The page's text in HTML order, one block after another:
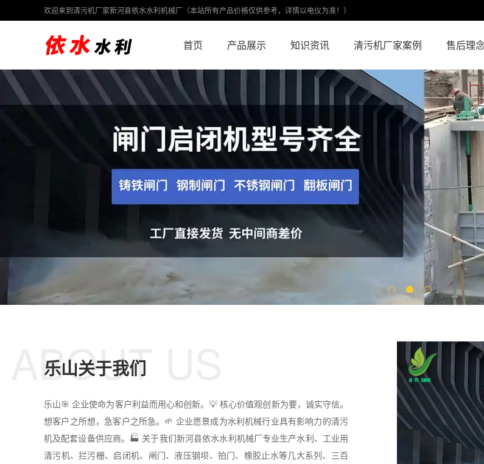
欢迎来到清污机厂家新河县依水水利机械厂（本站所有产品价格仅供参考，详情以电仪为准！）
首页 产品展示 知识资讯 清污机厂家案例 售后理
乐山关于我们
ABOUT US
乐山🎯 企业使命为客户利益而用心和创新。💡 核心价值观创新为要，诚实守信。
想客户之所想，急客户之所急。🌱 企业愿景成为水利机械行业具有影响力的清污
机及配套设备供应商。🏭 关于我们新河县依水水利机械厂专业生产水利、工业用
清污机、拦污栅、启闭机、闸门、液压钢坝、拍门、橡胶止水等几大系列、三百